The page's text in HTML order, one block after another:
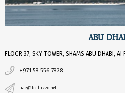
ABU
FLOOR 37, SKY TOWER, SHAMS ABU DHABI, AI
+971 58 556 7828
uae@belluzzo.net